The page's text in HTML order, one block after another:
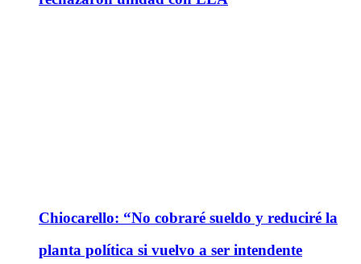
Chiocarello: “No cobraré sueldo y reduciré la
planta política si vuelvo a ser intendente